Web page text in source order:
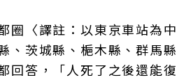
圈〈譯註：以東京車站為
、茨城縣、梔木縣、群馬
回答，「人死了之後還能復